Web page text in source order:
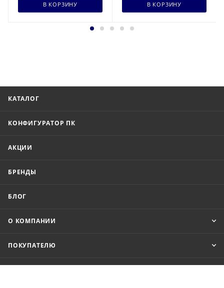
В КОРЗИНУ В КОРЗИНУ
КАТАЛОГ
КОНФИГУРАТОР ПК
АКЦИИ
БРЕНДЫ
БЛОГ
О КОМПАНИИ
ПОКУПАТЕЛЮ